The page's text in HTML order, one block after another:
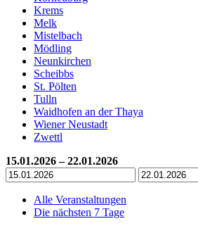
Krems
Melk
Mistelbach
Mödling
Neunkirchen
Scheibbs
St. Pölten
Tulln
Waidhofen an der Thaya
Wiener Neustadt
Zwettl
15.01.2026 – 22.01.2026
Alle Veranstaltungen
Die nächsten 7 Tage